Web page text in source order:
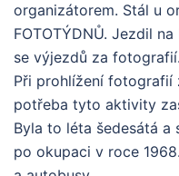
organizátorem. Stál u
FOTOTÝDNŮ. Jezdil
se výjezdů za fotografií.
Při prohlížení fotografií
potřeba tyto aktivity
Byla to léta šedesátá a
po okupaci v roce